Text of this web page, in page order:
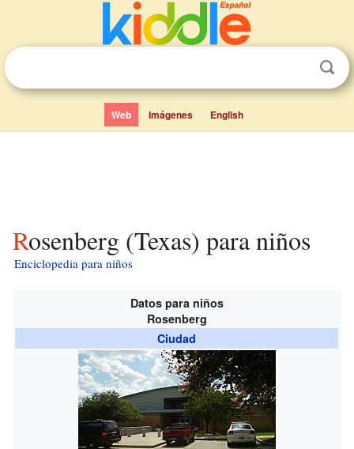
Web Imágenes English
Rosenberg (Texas) para niños
Enciclopedia para niños
Datos para niños
Rosenberg
Ciudad